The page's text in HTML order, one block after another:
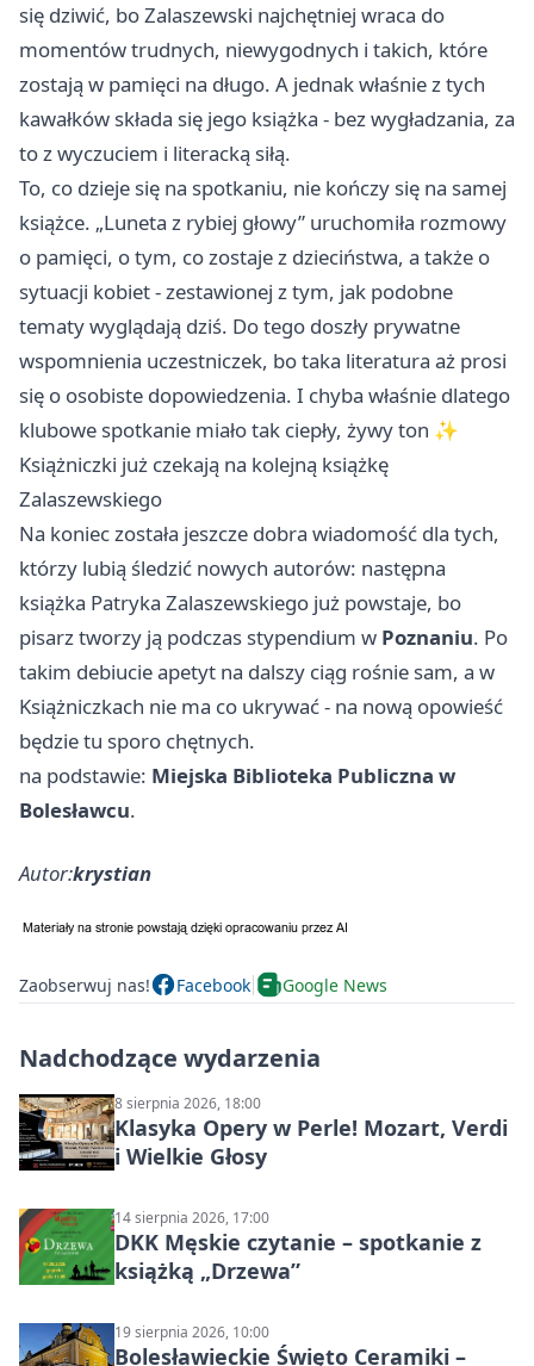
się dziwić, bo Zalaszewski najchętniej wraca do
momentów trudnych, niewygodnych i takich, które
zostają w pamięci na długo. A jednak właśnie z tych
kawałków składa się jego książka - bez wygładzania, za
to z wyczuciem i literacką siłą.
To, co dzieje się na spotkaniu, nie kończy się na samej
książce. „Luneta z rybiej głowy” uruchomiła rozmowy
o pamięci, o tym, co zostaje z dzieciństwa, a także o
sytuacji kobiet - zestawionej z tym, jak podobne
tematy wyglądają dziś. Do tego doszły prywatne
wspomnienia uczestniczek, bo taka literatura aż prosi
się o osobiste dopowiedzenia. I chyba właśnie dlatego
klubowe spotkanie miało tak ciepły, żywy ton ✨
Książniczki już czekają na kolejną książkę
Zalaszewskiego
Na koniec została jeszcze dobra wiadomość dla tych,
którzy lubią śledzić nowych autorów: następna
książka Patryka Zalaszewskiego już powstaje, bo
pisarz tworzy ją podczas stypendium w Poznaniu. Po
takim debiucie apetyt na dalszy ciąg rośnie sam, a w
Książniczkach nie ma co ukrywać - na nową opowieść
będzie tu sporo chętnych.
na podstawie: Miejska Biblioteka Publiczna w
Bolesławcu.
Autor:krystian
Zaobserwuj nas! Facebook Google News
Nadchodzące wydarzenia
8 sierpnia 2026, 18:00
Klasyka Opery w Perle! Mozart, Verdi
i Wielkie Głosy
14 sierpnia 2026, 17:00
DKK Męskie czytanie – spotkanie z
książką „Drzewa”
19 sierpnia 2026, 10:00
Bolesławieckie Święto Ceramiki –